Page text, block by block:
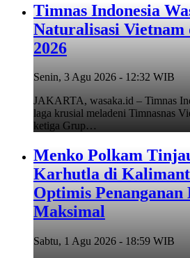
Timnas Indonesia
Naturalisasi Vietnam
2026
Senin, 3 Agu 2026 - 12:32 WIB
JAKARTA, wasaka.id – Timnas
laga krusial meladeni Timnasnas
ketiga Grup…
Menko Polkam
Karhutla di
Optimis
Maksimal
Sabtu, 1 Agu 2026 - 18:59 WIB